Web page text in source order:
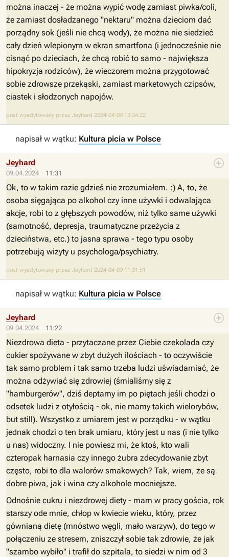
można inaczej - że można wypić wodę zamiast piwka/coli,
że zamiast dosładzanego "nektaru" można dzieciom dać
porządny sok (jeśli nie chcą wody), że można nie siedzieć
cały dzień wlepionym w ekran smartfona (i jednocześnie nie
cisnąć po dzieciach, że chcą robić to samo - największa
hipokryzja rodziców), że wieczorem można przygotować
sobie zdrowsze przekąski, zamiast marketowych czipsów,
ciastek i słodzonych napojów.
post wyedytowany przez Jeyhard 2024-04-09 13:34:22
napisał w wątku: Kultura picia w Polsce
09.04.2024 11:31
Jeyhard
Ok, to w takim razie gdzieś nie zrozumiałem. :) A, to, że
osoba sięgająca po alkohol czy inne używki i odwalająca
akcje, robi to z głębszych powodów, niż tylko same używki
(samotność, depresja, traumatyczne przeżycia z
dzieciństwa, etc.) to jasna sprawa - tego typu osoby
potrzebują wizyty u psychologa/psychiatry.
post wyedytowany przez Jeyhard 2024-04-09 11:31:51
napisał w wątku: Kultura picia w Polsce
09.04.2024 11:22
Jeyhard
Niezdrowa dieta - przytaczane przez Ciebie czekolada czy
cukier spożywane w zbyt dużych ilościach - to oczywiście
tak samo problem i tak samo trzeba ludzi uświadamiać, że
można odżywiać się zdrowiej (śmialiśmy się z
"hamburgerów", dziś deptamy im po piętach jeśli chodzi o
odsetek ludzi z otyłością - ok, nie mamy takich wielorybów,
but still). Wszystko z umiarem jest w porządku - w wątku
jednak chodzi o ten brak umiaru, który jest u nas (i nie tylko
u nas) widoczny. I nie powiesz mi, że ktoś, kto wali
czteropak harnasia czy innego żubra zdecydowanie zbyt
często, robi to dla walorów smakowych? Tak, wiem, że są
dobre piwa, jak i wina czy alkohole mocniejsze.
Odnośnie cukru i niezdrowej diety - mam w pracy gościa, rok
starszy ode mnie, chłop w kwiecie wieku, który, przez
gównianą dietę (mnóstwo węgli, mało warzyw), do tego w
połączeniu ze stresem, zniszczył sobie tak zdrowie, że jak
"szambo wybiło" i trafił do szpitala, to siedzi w nim od 3